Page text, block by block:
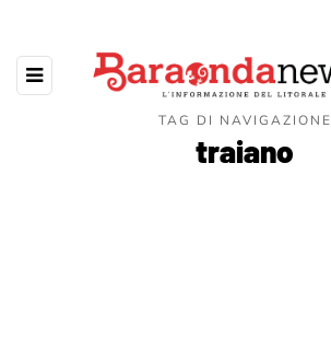
TAG DI NAVIGAZIONE
traiano